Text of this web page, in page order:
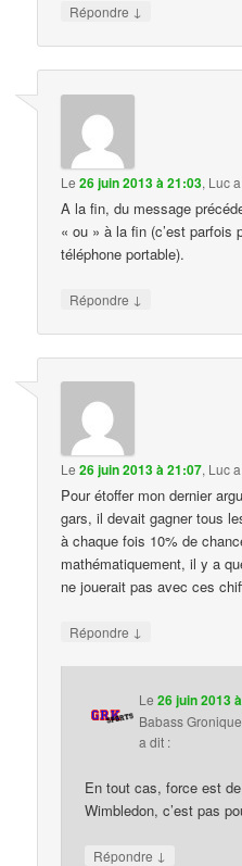
Répondre ↓
Le26 juin 2013 à 21:03, Luc
A la fin, du message
« ou » à la fin (c’est parfois
téléphone portable).
Répondre ↓
Le26 juin 2013 à 21:07, Luc
Pour étoffer mon dernier
gars, il devait gagner tous
à chaque fois 10% de
mathématiquement, il y a
ne jouerait pas avec ces
Répondre ↓
Le26 juin 2013
Babass Gronique
a dit :
En tout cas, force est
Wimbledon, c’est pas
Répondre ↓